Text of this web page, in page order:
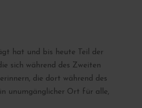
hat und bis heute Teil der
sich während des Zweiten
die dort während des
unumgänglicher Ort für alle,